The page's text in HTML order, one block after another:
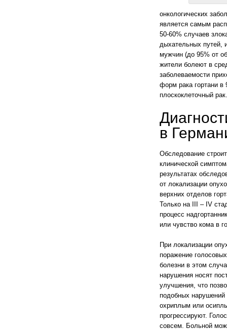
онкологических
является самым
50-60% случаев
дыхательных путей,
мужчин (до 95% от
жители болеют в
заболеваемости
форм рака гортани в
плоскоклеточный рак.
в
Обследование
клинической
результатах
от локализации
верхних отделов
Только на III – IV
процесс
или чувство кома в
При локализации
поражение
болезни в этом
нарушения носят
улучшения, что
подобных нарушений
охриплым или
прогрессируют.
совсем. Больной